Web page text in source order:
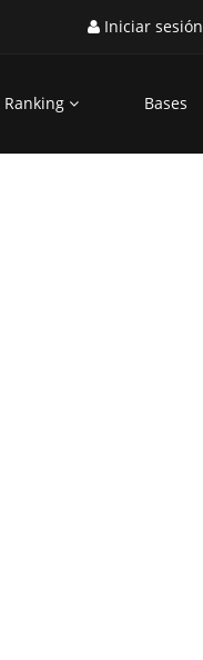
Iniciar sesión
Ranking Bases